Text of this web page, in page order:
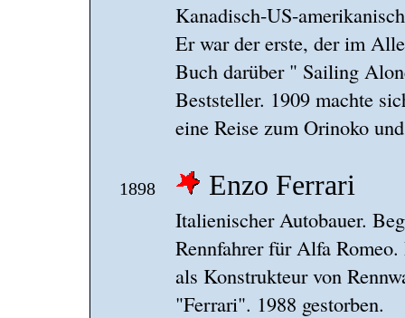
Kanadisch-US-
Er war der erste, der im
Buch darüber " Sailing
Beststeller. 1909 machte
eine Reise zum Orinoko
1898 Enzo Ferrari
Italienischer Autobauer.
Rennfahrer für Alfa
als Konstrukteur von
"Ferrari". 1988 gestorben.